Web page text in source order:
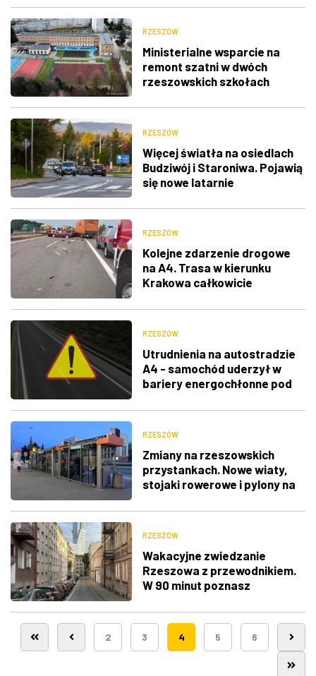
RZESZÓW
Ministerialne wsparcie na
remont szatni w dwóch
rzeszowskich szkołach
RZESZÓW
Więcej światła na osiedlach
Budziwój i Staroniwa. Pojawią
się nowe latarnie
RZESZÓW
Kolejne zdarzenie drogowe
na A4. Trasa w kierunku
Krakowa całkowicie
RZESZÓW
Utrudnienia na autostradzie
A4 - samochód uderzył w
bariery energochłonne pod
RZESZÓW
Zmiany na rzeszowskich
przystankach. Nowe wiaty,
stojaki rowerowe i pylony na
RZESZÓW
Wakacyjne zwiedzanie
Rzeszowa z przewodnikiem.
W 90 minut poznasz
Śródmieścia
2 3 4 5 6